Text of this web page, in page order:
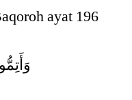
ayat 196